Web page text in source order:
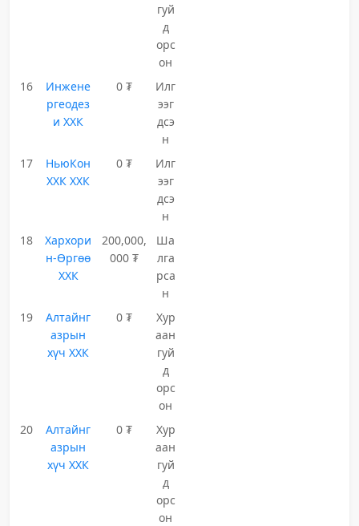
гуй
д
орс
он
16
Инжене
ргеодез
и ХХК
0 ₮
Илг
ээг
дсэ
н
17
НьюКон
ХХК ХХК
0 ₮
Илг
ээг
дсэ
н
18
Хархори
н-Өргөө
ХХК
200,000,
000 ₮
Ша
лга
рса
н
19
Алтайнг
азрын
хүч ХХК
0 ₮
Хур
аан
гуй
д
орс
он
20
Алтайнг
азрын
хүч ХХК
0 ₮
Хур
аан
гуй
д
орс
он